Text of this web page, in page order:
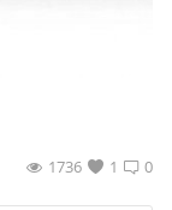
0
1
1736